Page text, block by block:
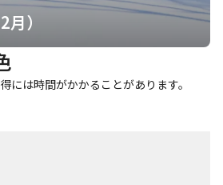
）
には時間がかかることがあります。